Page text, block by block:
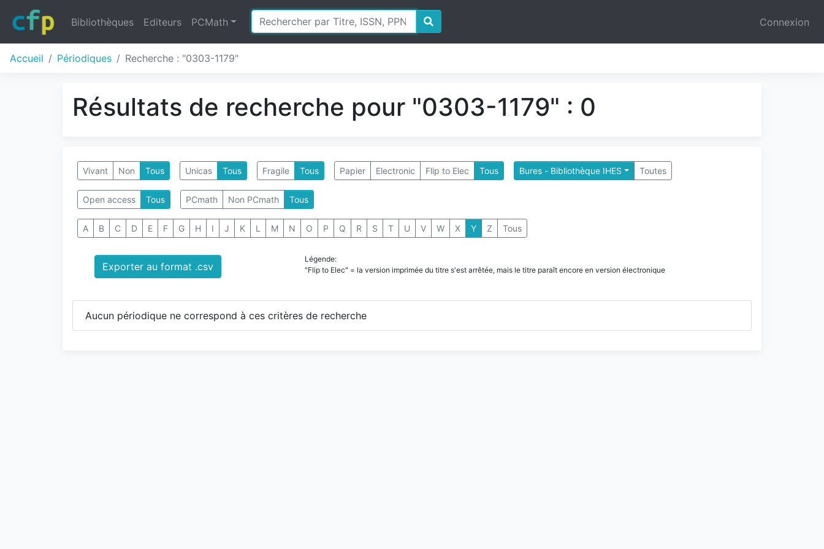
Bibliothèques Editeurs PCMath Connexion
Accueil Périodiques Recherche : "0303-1179"
Résultats de recherche pour "0303-1179" : 0
Vivant Non Tous Unicas Tous Fragile Tous Papier Electronic Flip to Elec Tous Bures - Bibliothèque IHES Toutes
Open access Tous PCmath Non PCmath Tous
A B C D E F G H I J K L M N O P Q R S T U V W X Y Z Tous
Exporter au format .csv
Légende:
"Flip to Elec" = la version imprimée du titre s'est arrêtée, mais le titre paraît encore en version électronique
Aucun périodique ne correspond à ces critères de recherche